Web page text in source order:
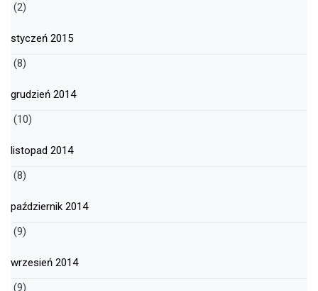
(2)
styczeń 2015
(8)
grudzień 2014
(10)
listopad 2014
(8)
październik 2014
(9)
wrzesień 2014
(9)